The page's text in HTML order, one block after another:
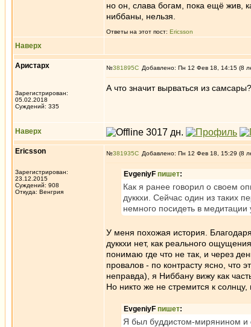
но он, слава богам, пока ещё жив,
ниббаны, нельзя.
Ответы на этот пост: Ericsson
Наверх
Аристарх
Зарегистрирован:
05.02.2018
Суждений: 335
№381895 Добавлено: Пн 12 Фев 18, 14:15 (8
А что значит вырваться из
Наверх
Ericsson
Зарегистрирован:
23.12.2015
Суждений: 908
Откуда: Венгрия
№381935 Добавлено: Пн 12 Фев 18, 15:29 (8
EvgeniyF пишет:
Как я ранее говорил о своем
дуккхи. Сейчас один из таких
немного посидеть в
У меня похожая история.
дуккхи нет, как реального
понимаю где что не так, и через
провалов - по контрасту ясно, что
неправда), я Ниббану вижу как
Но никто же не стремится к
EvgeniyF пишет:
Я был буддистом-мирянином и